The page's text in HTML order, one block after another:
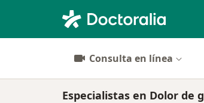
Consulta en línea
Especialistas en Dolor de